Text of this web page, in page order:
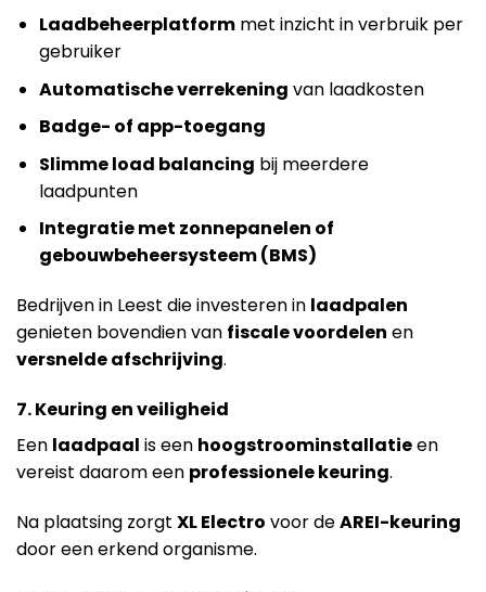
Laadbeheerplatformmet inzicht in verbruik per
gebruiker
Automatische verrekening van laadkosten
Badge- of app-toegang
Slimme load balancing bij meerdere
laadpunten
Integratie met zonnepanelen of
gebouwbeheersysteem (BMS)
Bedrijven in Leest die investeren in laadpalen
genieten bovendien van fiscale voordelen en
versnelde afschrijving.
7. Keuring en veiligheid
Een laadpaal is een hoogstroominstallatieen
vereist daarom een professionele keuring.
Na plaatsing zorgt XL Electro voor deAREI-keuring
door een erkend organisme.